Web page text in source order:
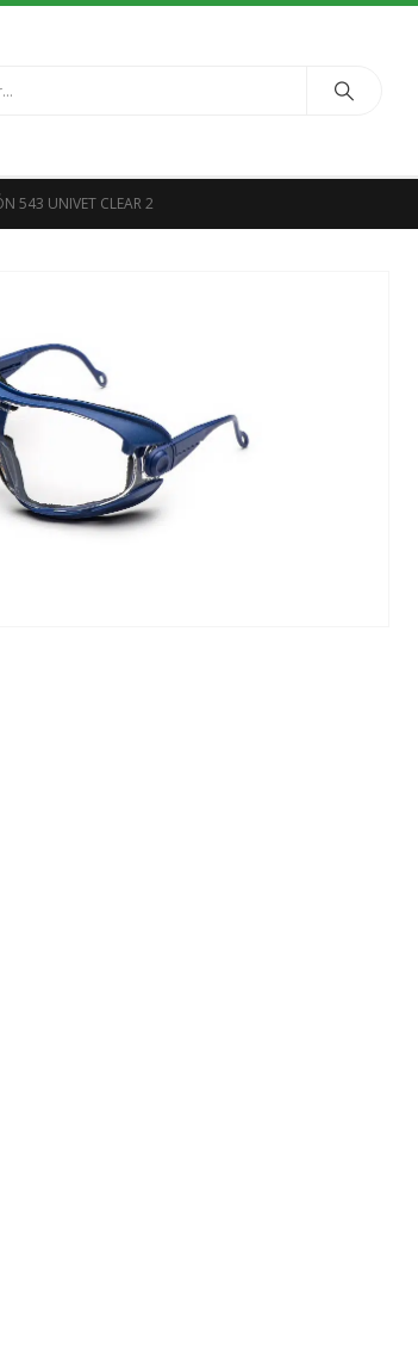
543 UNIVET CLEAR 2